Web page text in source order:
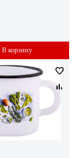
В корзину